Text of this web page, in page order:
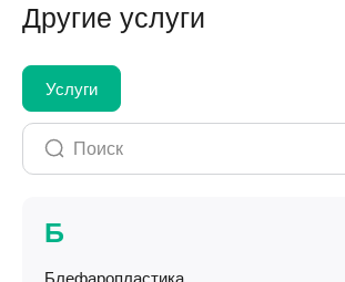
Другие услуги
Услуги
Б
Блефаропластика